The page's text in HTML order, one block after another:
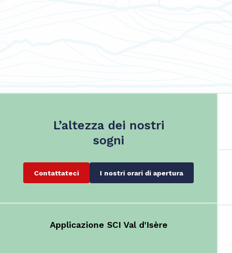
L’altezza dei nostri
sogni
Contattateci I nostri orari di apertura
Applicazione SCI Val d'Isère